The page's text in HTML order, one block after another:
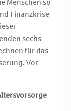
Menschen so
Finanzkrise
sechs
für das
Vor